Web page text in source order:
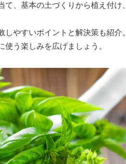
て、基本の土づくりから植え付け
やすいポイントと解決策も紹介。
う楽しみを広げましょう。